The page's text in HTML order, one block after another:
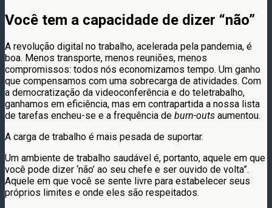
Você tem a capacidade de dizer “não”
A revolução digital no trabalho, acelerada pela pandemia, é
boa. Menos transporte, menos reuniões, menos
compromissos: todos nós economizamos tempo. Um ganho
que compensamos com uma sobrecarga de atividades. Com
a democratização da videoconferência e do teletrabalho,
ganhamos em eficiência, mas em contrapartida a nossa lista
de tarefas encheu-se e a frequência de burn-outs aumentou.
A carga de trabalho é mais pesada de suportar.
Um ambiente de trabalho saudável é, portanto, aquele em que
você pode dizer ‘não’ ao seu chefe e ser ouvido de volta”.
Aquele em que você se sente livre para estabelecer seus
próprios limites e onde eles são respeitados.